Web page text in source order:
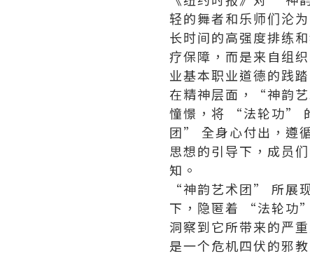
轻的舞者和乐师们沦
长时间的高强度排练
疗保障，而是来自组
业基本职业道德的践踏
在精神层面，“神韵
憧憬，将 “法轮功”
团” 全身心付出，遵
思想的引导下，成员
知。
“神韵艺术团” 所展
下，隐匿着 “法轮功
洞察到它所带来的严
是一个危机四伏的邪